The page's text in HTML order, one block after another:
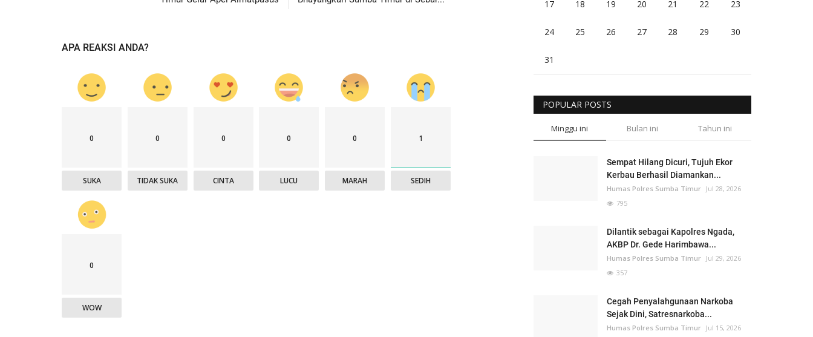
APA REAKSI ANDA?
0
SUKA
0
TIDAK SUKA
0
CINTA
0
LUCU
0
MARAH
1
SEDIH
0
WOW
17 18 19 20 21 22 23
24 25 26 27 28 29 30
31
POPULAR POSTS
Minggu ini Bulan ini Tahun ini
Sempat Hilang Dicuri, Tujuh Ekor
Kerbau Berhasil Diamankan...
Humas Polres Sumba Timur Jul 28, 2026
795
Dilantik sebagai Kapolres Ngada,
AKBP Dr. Gede Harimbawa...
Humas Polres Sumba Timur Jul 29, 2026
357
Cegah Penyalahgunaan Narkoba
Sejak Dini, Satresnarkoba...
Humas Polres Sumba Timur Jul 15, 2026